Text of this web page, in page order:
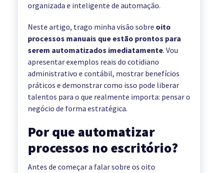
organizada e inteligente de automação.
Neste artigo, trago minha visão sobre oito
processos manuais que estão prontos para
serem automatizados imediatamente. Vou
apresentar exemplos reais do cotidiano
administrativo e contábil, mostrar benefícios
práticos e demonstrar como isso pode liberar
talentos para o que realmente importa: pensar o
negócio de forma estratégica.
Por que automatizar
processos no escritório?
Antes de começar a falar sobre os oito